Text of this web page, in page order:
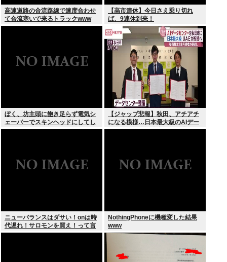
高速道路の合流路線で速度合わせ
て合流塞いで来るトラックwww
【高市連休】今日さえ乗り切れ
ば、9連休到来！
ぼく、坊主頭に飽き足らず電気シ
ェーバーでスキンヘッドにしてし
まう
【ジャップ悲報】秋田、アチアチ
になる模様…日本最大級のAIデー
タセンター建設決定！整備費は2
ニューバランスはダサい！onは時
代遅れ！サロモンを買え！って言
われたから買ったんやが
NothingPhoneに機種変した結果
www